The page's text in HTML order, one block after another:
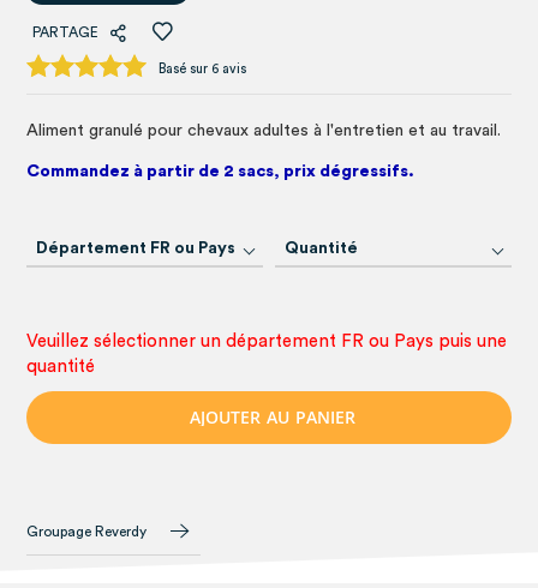
PARTAGE
Basé sur 6 avis
Aliment granulé pour chevaux adultes à l'entretien et au travail.
Commandez à partir de 2 sacs, prix dégressifs.
Département FR ou Pays Quantité
Veuillez sélectionner un département FR ou Pays puis une
quantité
AJOUTER AU PANIER
Groupage Reverdy